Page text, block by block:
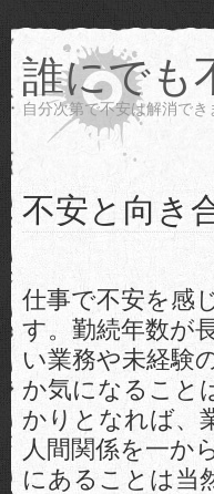
誰にでも
自分次第で不安は解消でき
不安と向き
仕事で不安を感
す。勤続年数が
い業務や未経験
か気になること
かりとなれば、
人間関係を一か
にあることは当